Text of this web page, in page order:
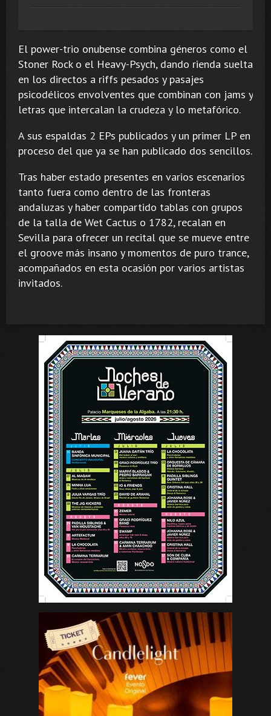
El power-trio onubense combina géneros como el
Stoner Rock o el Heavy-Psych, dando rienda suelta
en los directos a riffs pesados y pasajes
psicodélicos envolventes que combinan con jams y
letras que intercalan la crudeza y lo metafórico.
A sus espaldas 2 EPs publicados y un primer LP en
proceso del que ya se han publicado dos sencillos.
Tras haber estado presentes en varios escenarios
tanto fuera como dentro de las fronteras
andaluzas y haber compartido tablas con grupos
de la talla de Wet Cactus o 1782, recalan en
Sevilla para ofrecer un recital que se mueve entre
el groove más insano y momentos de puro trance,
acompañados en esta ocasión por varios artistas
invitados.